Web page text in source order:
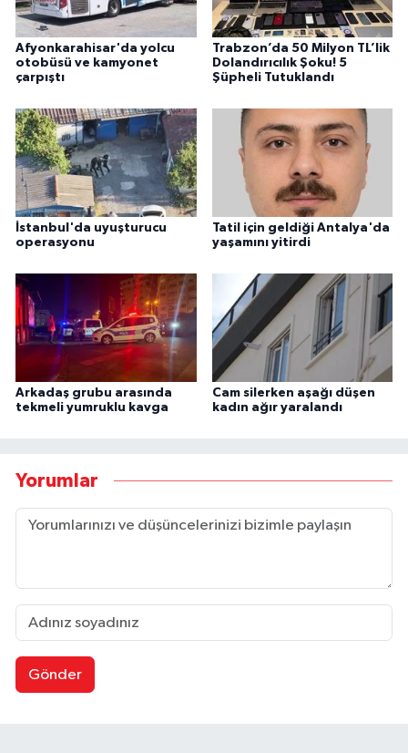
Afyonkarahisar'da yolcu
otobüsü ve kamyonet
çarpıştı
Trabzon’da 50 Milyon TL’lik
Dolandırıcılık Şoku! 5
Şüpheli Tutuklandı
İstanbul'da uyuşturucu
operasyonu
Tatil için geldiği Antalya'da
yaşamını yitirdi
Arkadaş grubu arasında
tekmeli yumruklu kavga
Cam silerken aşağı düşen
kadın ağır yaralandı
Yorumlar
Gönder